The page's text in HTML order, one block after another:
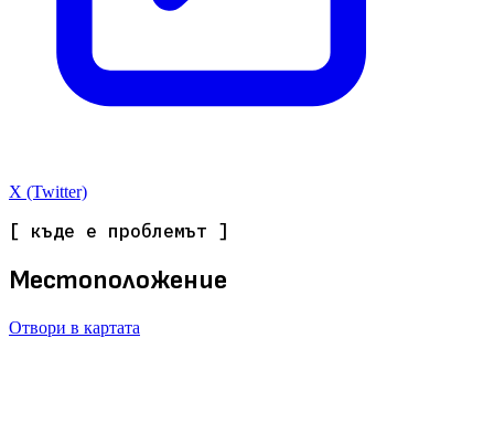
X (Twitter)
[ къде е проблемът ]
Местоположение
Отвори в картата